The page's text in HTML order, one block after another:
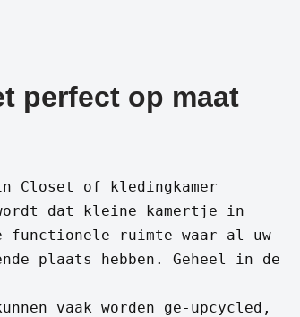
perfect op maat
Closet of kledingkamer
wordt dat kleine kamertje in
functionele ruimte waar al uw
plaats hebben. Geheel in de
vaak worden ge-upcycled,